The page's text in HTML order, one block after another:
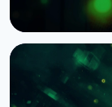
НОВИНА
BNY Mellon
клієнтів